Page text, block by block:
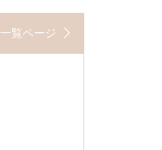
一覧ページ